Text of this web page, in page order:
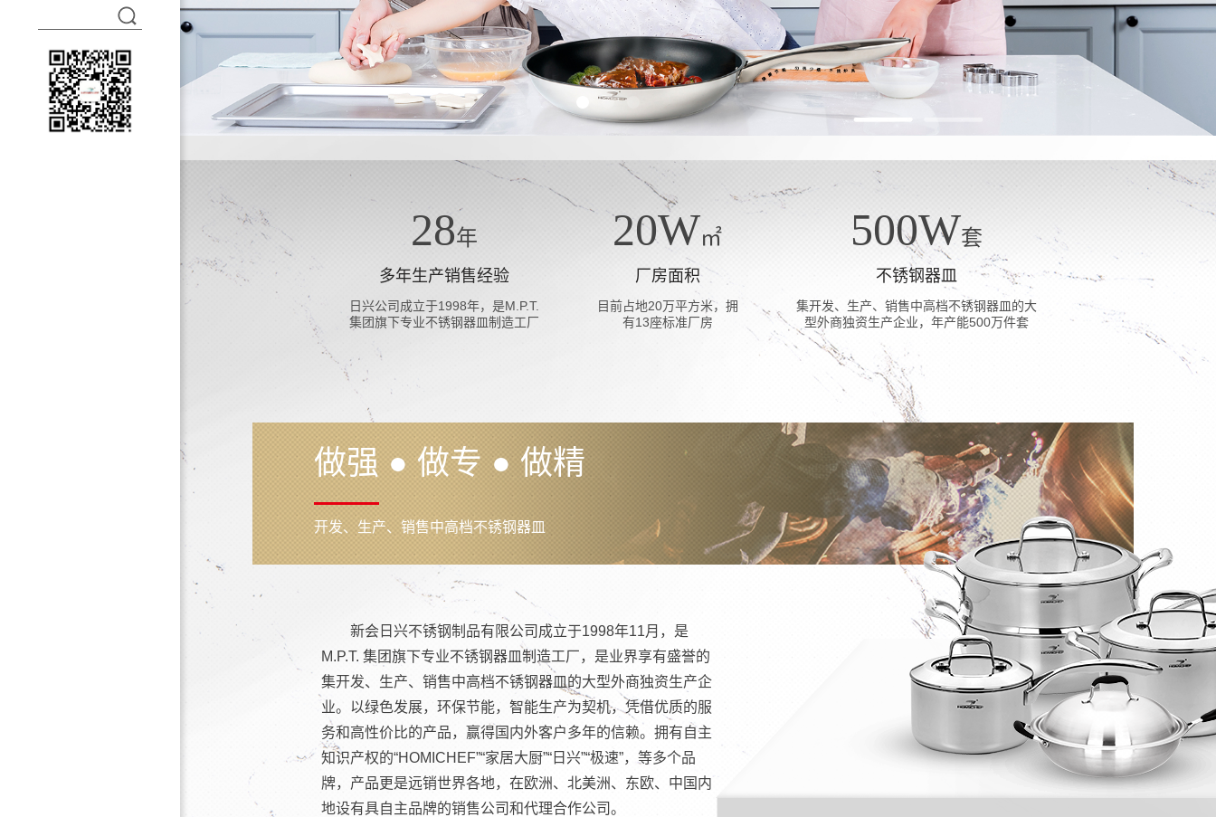
28年
多年生产销售经验
日兴公司成立于1998年，是M.P.T.
集团旗下专业不锈钢器皿制造工厂
20W㎡
厂房面积
目前占地20万平方米，拥
有13座标准厂房
500W套
不锈钢器皿
集开发、生产、销售中高档不锈钢器皿的大
型外商独资生产企业，年产能500万件套
做强 ● 做专 ● 做精
开发、生产、销售中高档不锈钢器皿
新会日兴不锈钢制品有限公司成立于1998年11月，是
M.P.T. 集团旗下专业不锈钢器皿制造工厂，是业界享有盛誉的
集开发、生产、销售中高档不锈钢器皿的大型外商独资生产企
业。以绿色发展，环保节能，智能生产为契机，凭借优质的服
务和高性价比的产品，赢得国内外客户多年的信赖。拥有自主
知识产权的“HOMICHEF”“家居大厨”“日兴”“极速”，等多个品
牌，产品更是远销世界各地，在欧洲、北美洲、东欧、中国内
地设有具自主品牌的销售公司和代理合作公司。